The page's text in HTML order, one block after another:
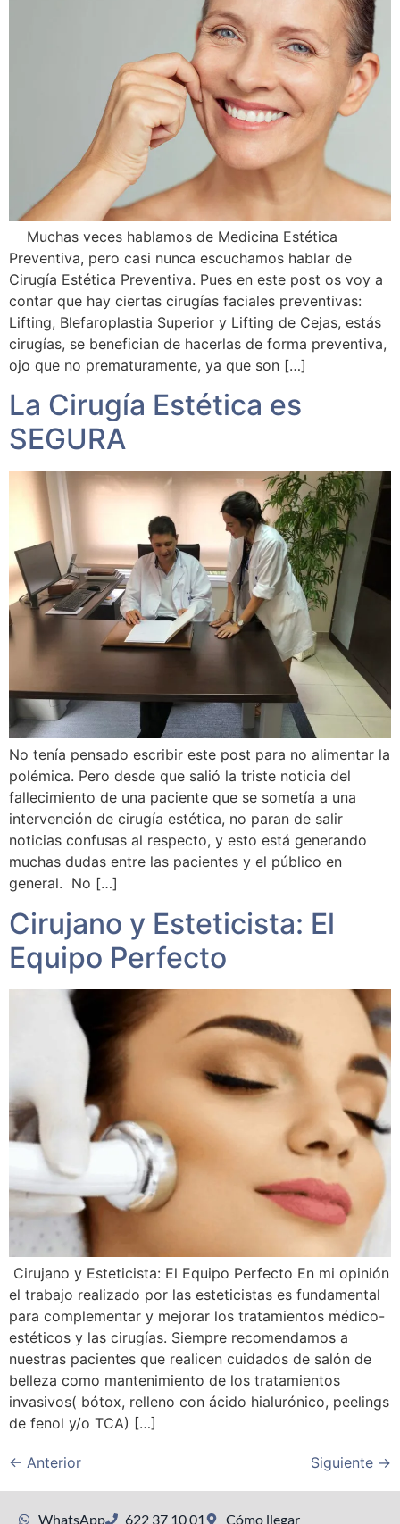
Muchas veces hablamos de Medicina Estética
Preventiva, pero casi nunca escuchamos hablar de
Cirugía Estética Preventiva. Pues en este post os voy a
contar que hay ciertas cirugías faciales preventivas:
Lifting, Blefaroplastia Superior y Lifting de Cejas, estás
cirugías, se benefician de hacerlas de forma preventiva,
ojo que no prematuramente, ya que son […]
La Cirugía Estética es
SEGURA
No tenía pensado escribir este post para no alimentar la
polémica. Pero desde que salió la triste noticia del
fallecimiento de una paciente que se sometía a una
intervención de cirugía estética, no paran de salir
noticias confusas al respecto, y esto está generando
muchas dudas entre las pacientes y el público en
general. No […]
Cirujano y Esteticista: El
Equipo Perfecto
Cirujano y Esteticista: El Equipo Perfecto En mi opinión
el trabajo realizado por las esteticistas es fundamental
para complementar y mejorar los tratamientos médico-
estéticos y las cirugías. Siempre recomendamos a
nuestras pacientes que realicen cuidados de salón de
belleza como mantenimiento de los tratamientos
invasivos( bótox, relleno con ácido hialurónico, peelings
de fenol y/o TCA) […]
← Anterior Siguiente →
WhatsApp 622 37 10 01 Cómo llegar